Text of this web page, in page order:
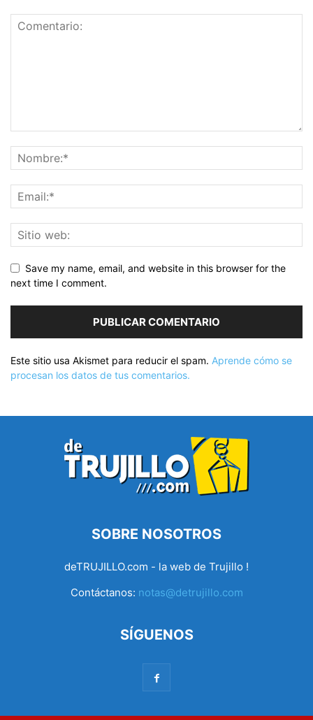
Save my name, email, and website in this browser for the
next time I comment.
Este sitio usa Akismet para reducir el spam. Aprende cómo se
procesan los datos de tus comentarios.
SOBRE NOSOTROS
deTRUJILLO.com - la web de Trujillo !
Contáctanos: notas@detrujillo.com
SÍGUENOS